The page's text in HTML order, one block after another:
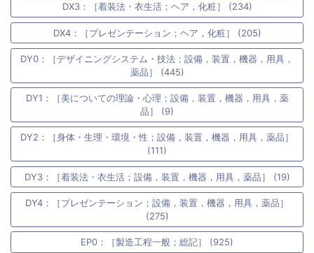
DX3：［着装法・衣生活；ヘア，化粧］ (234)
DX4：［プレゼンテーション；ヘア，化粧］ (205)
DY0：［デザイニングシステム・技法；設備，装置，機器，用具，
薬品］ (445)
DY1：［美についての理論・心理；設備，装置，機器，用具，薬
品］ (9)
DY2：［身体・生理・環境・性；設備，装置，機器，用具，薬品］
(111)
DY3：［着装法・衣生活；設備，装置，機器，用具，薬品］ (19)
DY4：［プレゼンテーション；設備，装置，機器，用具，薬品］
(275)
EP0：［製造工程一般；総記］ (925)